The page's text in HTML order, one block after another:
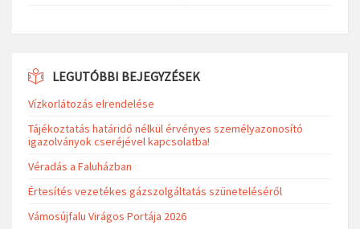
LEGUTÓBBI BEJEGYZÉSEK
Vízkorlátozás elrendelése
Tájékoztatás határidő nélkül érvényes személyazonosító
igazolványok cseréjével kapcsolatba!
Véradás a Faluházban
Értesítés vezetékes gázszolgáltatás szüneteléséről
Vámosújfalu Virágos Portája 2026